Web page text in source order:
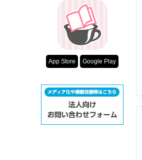
App Store Google Play